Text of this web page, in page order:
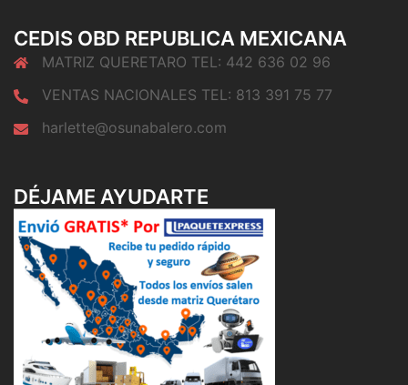
CEDIS OBD REPUBLICA MEXICANA
MATRIZ QUERETARO TEL: 442 636 02 96
VENTAS NACIONALES TEL: 813 391 75 77
harlette@osunabalero.com
DÉJAME AYUDARTE